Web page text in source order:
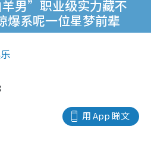
男”职业级实力藏不
爆系呢一位星梦前辈
用 App 睇文